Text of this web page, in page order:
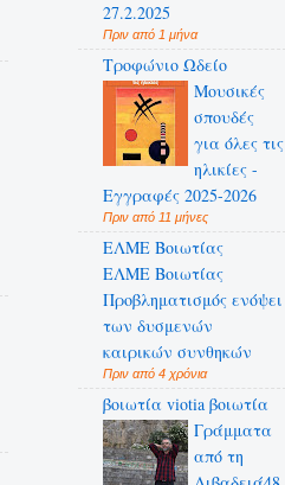
27.2.2025
Πριν από 1 μήνα
Τροφώνιο Ωδείο
Mουσικές
σπουδές
για όλες τις
ηλικίες -
Εγγραφές 2025-2026
Πριν από 11 μήνες
ΕΛΜΕ Βοιωτίας
ΕΛΜΕ Βοιωτίας
Προβληματισμός ενόψει
των δυσμενών
καιρικών συνθηκών
Πριν από 4 χρόνια
βοιωτία viotia βοιωτία
Γράμματα
από τη